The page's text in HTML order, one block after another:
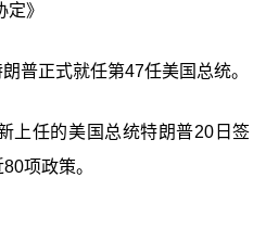
》
普正式就任第47任美国总统。
上任的美国总统特朗普20日签
项政策。